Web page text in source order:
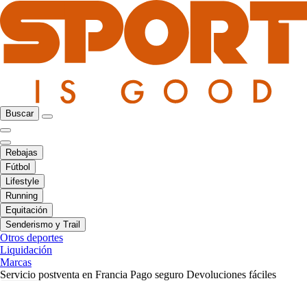
Buscar
Rebajas
Fútbol
Lifestyle
Running
Equitación
Senderismo y Trail
Otros deportes
Liquidación
Marcas
Servicio postventa en Francia Pago seguro Devoluciones fáciles